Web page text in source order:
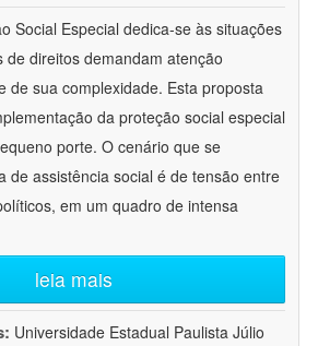
Social Especial dedica-se às situações
de direitos demandam atenção
de sua complexidade. Esta proposta
da proteção social especial
porte. O cenário que se
de assistência social é de tensão entre
em um quadro de intensa
leia mais
Universidade Estadual Paulista Júlio